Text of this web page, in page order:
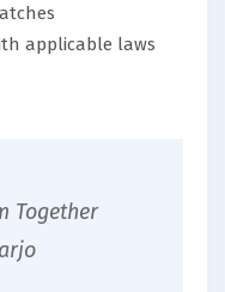
applicable laws
Together